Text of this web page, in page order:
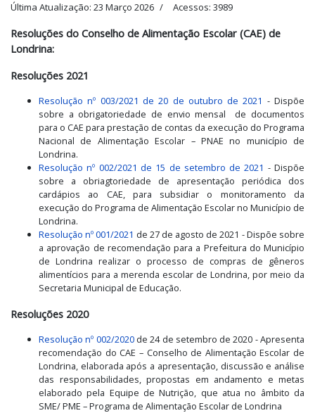
Última Atualização: 23 Março 2026 Acessos: 3989
Resoluções do Conselho de Alimentação Escolar (CAE) de
Londrina:
Resoluções 2021
Resolução nº 003/2021 de 20 de outubro de 2021 - Dispõe
sobre a obrigatoriedade de envio mensal de documentos
para o CAE para prestação de contas da execução do Programa
Nacional de Alimentação Escolar – PNAE no município de
Londrina.
Resolução nº 002/2021 de 15 de setembro de 2021 - Dispõe
sobre a obriagtoriedade de apresentação periódica dos
cardápios ao CAE, para subsidiar o monitoramento da
execução do Programa de Alimentação Escolar no Município de
Londrina.
Resolução nº 001/2021 de 27 de agosto de 2021 - Dispõe sobre
a aprovação de recomendação para a Prefeitura do Município
de Londrina realizar o processo de compras de gêneros
alimentícios para a merenda escolar de Londrina, por meio da
Secretaria Municipal de Educação.
Resoluções 2020
Resolução nº 002/2020de 24 de setembro de 2020 - Apresenta
recomendação do CAE – Conselho de Alimentação Escolar de
Londrina, elaborada após a apresentação, discussão e análise
das responsabilidades, propostas em andamento e metas
elaborado pela Equipe de Nutrição, que atua no âmbito da
SME/ PME – Programa de Alimentação Escolar de Londrina